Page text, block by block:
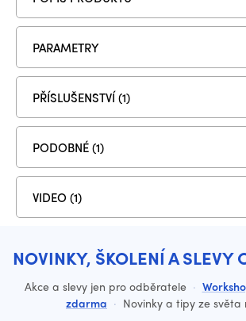
PARAMETRY
PŘÍSLUŠENSTVÍ (1)
PODOBNÉ (1)
VIDEO (1)
NOVINKY, ŠKOLENÍ A SLEVY
Akce a slevy jen pro odběratele ·
zdarma · Novinky a tipy ze